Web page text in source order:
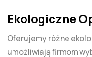
Ekologiczne
Oferujemy różne
umożliwiają firmom